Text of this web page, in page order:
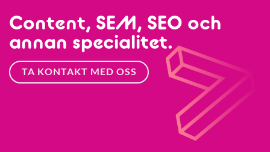
Content, SEM, SEO och
annan specialitet.
TA KONTAKT MED OSS